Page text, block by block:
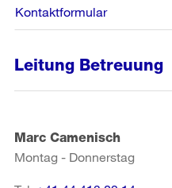
Kontaktformular
Leitung Betreuung
Marc Camenisch
Montag - Donnerstag